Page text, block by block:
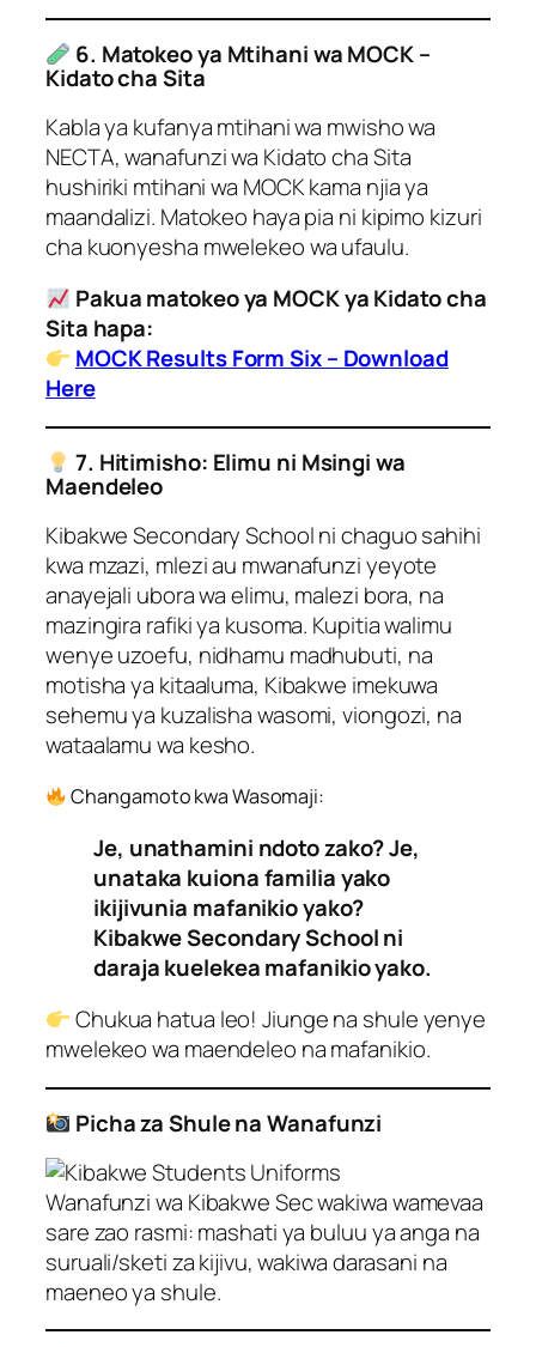
6. Matokeo ya Mtihani wa MOCK –
Kidato cha Sita
Kabla ya kufanya mtihani wa mwisho wa
NECTA, wanafunzi wa Kidato cha Sita
hushiriki mtihani wa MOCK kama njia ya
maandalizi. Matokeo haya pia ni kipimo kizuri
cha kuonyesha mwelekeo wa ufaulu.
Pakua matokeo ya MOCK ya Kidato cha
Sita hapa:
MOCK Results Form Six – Download
Here
7. Hitimisho: Elimu ni Msingi wa
Maendeleo
Kibakwe Secondary School ni chaguo sahihi
kwa mzazi, mlezi au mwanafunzi yeyote
anayejali ubora wa elimu, malezi bora, na
mazingira rafiki ya kusoma. Kupitia walimu
wenye uzoefu, nidhamu madhubuti, na
motisha ya kitaaluma, Kibakwe imekuwa
sehemu ya kuzalisha wasomi, viongozi, na
wataalamu wa kesho.
Changamoto kwa Wasomaji:
Je, unathamini ndoto zako? Je,
unataka kuiona familia yako
ikijivunia mafanikio yako?
Kibakwe Secondary School ni
daraja kuelekea mafanikio yako.
Chukua hatua leo! Jiunge na shule yenye
mwelekeo wa maendeleo na mafanikio.
Picha za Shule na Wanafunzi
Wanafunzi wa Kibakwe Sec wakiwa wamevaa
sare zao rasmi: mashati ya buluu ya anga na
suruali/sketi za kijivu, wakiwa darasani na
maeneo ya shule.